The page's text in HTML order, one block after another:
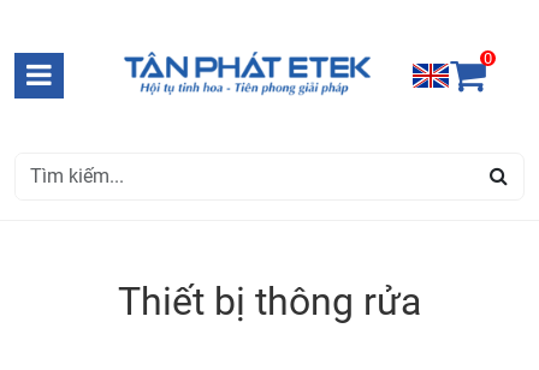
0
Thiết bị thông rửa